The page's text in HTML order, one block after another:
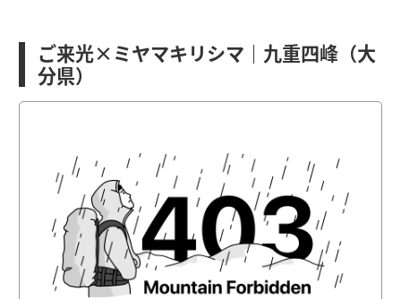
ご来光×ミヤマキリシマ｜九重四峰（大
分県）